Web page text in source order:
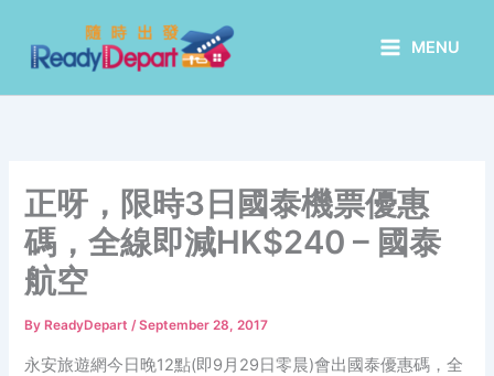
content
MENU
正呀，限時3日國泰機票優惠
碼，全線即減HK$240 – 國泰
航空
By ReadyDepart/September 28, 2017
永安旅遊網今日晚12點(即9月29日零晨)會出國泰優惠碼，全